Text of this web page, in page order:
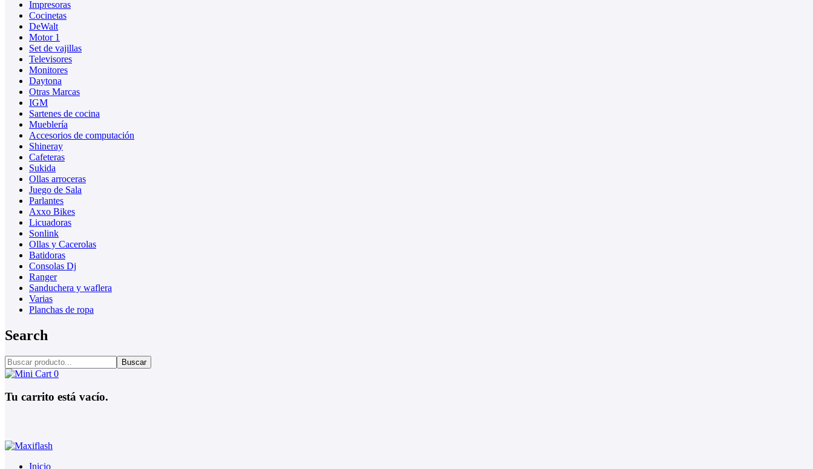
Impresoras
Cocinetas
DeWalt
Motor 1
Set de vajillas
Televisores
Monitores
Daytona
Otras Marcas
IGM
Sartenes de cocina
Mueblería
Accesorios de computación
Shineray
Cafeteras
Sukida
Ollas arroceras
Juego de Sala
Parlantes
Axxo Bikes
Licuadoras
Sonlink
Ollas y Cacerolas
Batidoras
Consolas Dj
Ranger
Sanduchera y waflera
Varias
Planchas de ropa
Search
Buscar
0
Tu carrito está vacío.
Inicio